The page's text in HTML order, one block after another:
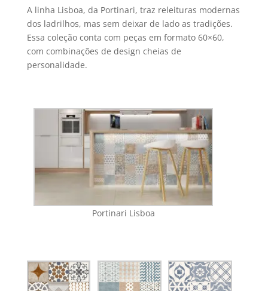
A linha Lisboa, da Portinari, traz releituras modernas
dos ladrilhos, mas sem deixar de lado as tradições.
Essa coleção conta com peças em formato 60×60,
com combinações de design cheias de
personalidade.
Portinari Lisboa